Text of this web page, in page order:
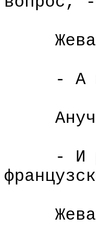
- А
- И